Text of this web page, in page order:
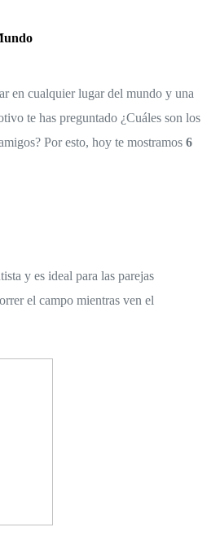
en cualquier lugar del mundo y una
te has preguntado ¿Cuáles son los
Por esto, hoy te mostramos 6
el campo mientras ven el